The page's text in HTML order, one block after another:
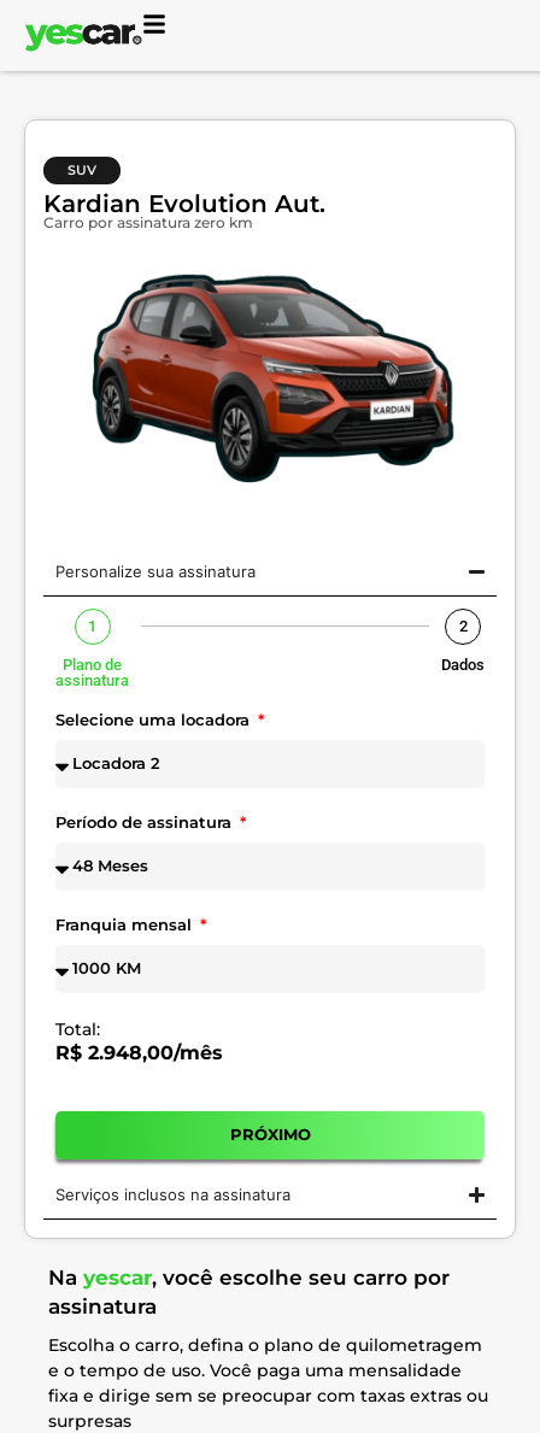
SUV
Kardian Evolution Aut.
Carro por assinatura zero km
Personalize sua assinatura
1
Plano de
assinatura
2
Dados
Selecione uma locadora
Período de assinatura
Franquia mensal
Total:
R$ 2.948,00/mês
PRÓXIMO
Serviços inclusos na assinatura
Na yescar, você escolhe seu carro por
assinatura
Escolha o carro, defina o plano de quilometragem
e o tempo de uso. Você paga uma mensalidade
fixa e dirige sem se preocupar com taxas extras ou
surpresas